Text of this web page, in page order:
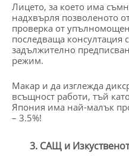
Лицето, за което има
надхвърля позволеното
проверка от
последваща консултация
задължително
режим.
Макар и да изглежда
всъщност работи, тъй
Япония има най-малък
– 3.5%!
3. САЩ и